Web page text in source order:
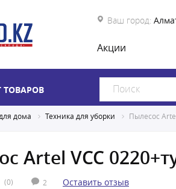
Ваш город:
Акции
ТОВАРОВ
дома Техника для уборки Пылесос
Artel VCC
(0) 2 Оставить отзыв